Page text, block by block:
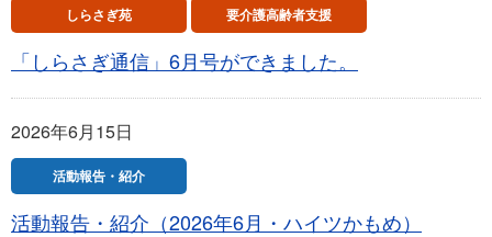
しらさぎ苑 要介護高齢者支援
「しらさぎ通信」6月号ができました。
2026年6月15日
活動報告・紹介
活動報告・紹介（2026年6月・ハイツかもめ）